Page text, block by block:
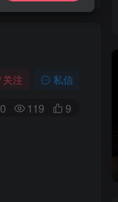
关注 私信
0 119 9